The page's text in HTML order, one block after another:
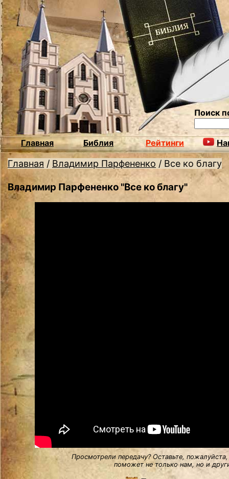
Поиск
Главная Библия Рейтинги
Главная / Владимир Парфененко / Все ко благу
Владимир Парфененко "Все ко благу"
Просмотрели передачу? Оставьте,
поможет не только нам, но и